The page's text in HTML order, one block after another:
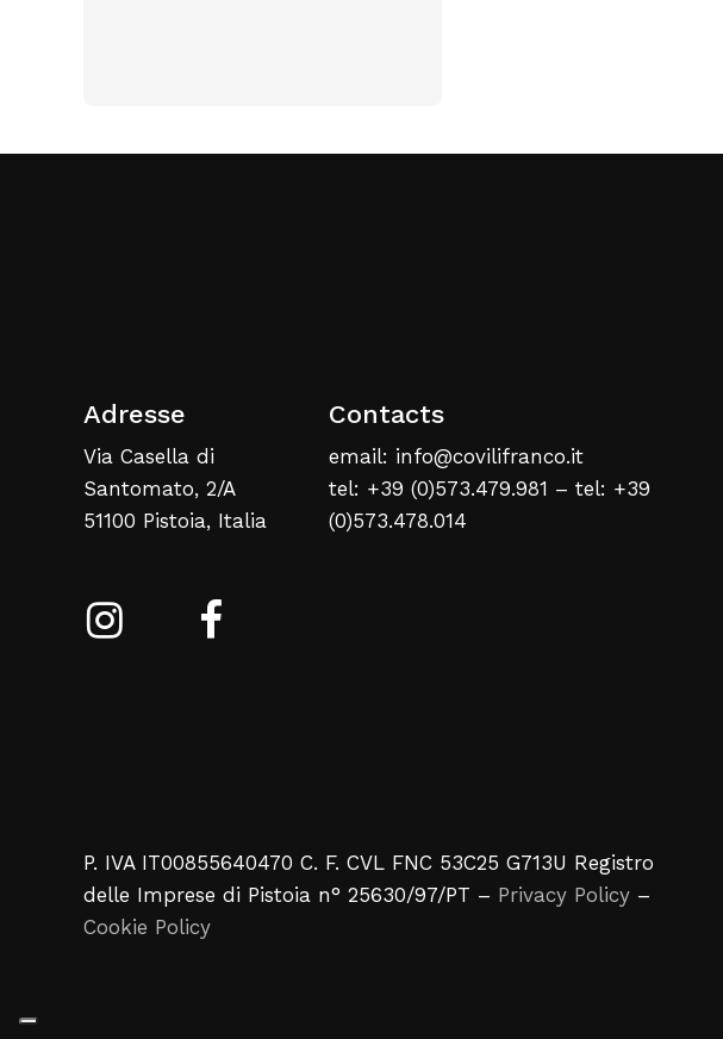
Adresse
Via Casella di
Santomato, 2/A
51100 Pistoia, Italia
Contacts
email: info@covilifranco.it
tel: +39 (0)573.479.981 – tel: +39
(0)573.478.014
P. IVA IT00855640470 C. F. CVL FNC 53C25 G713U Registro
delle Imprese di Pistoia n° 25630/97/PT – Privacy Policy –
Cookie Policy